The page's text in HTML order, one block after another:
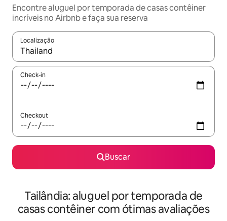
Encontre aluguel por temporada de casas contêiner
incríveis no Airbnb e faça sua reserva
Localização
Quando os resultados estiverem disponíveis, explore-os
Check-in
Checkout
Buscar
Tailândia: aluguel por temporada de
casas contêiner com ótimas avaliações